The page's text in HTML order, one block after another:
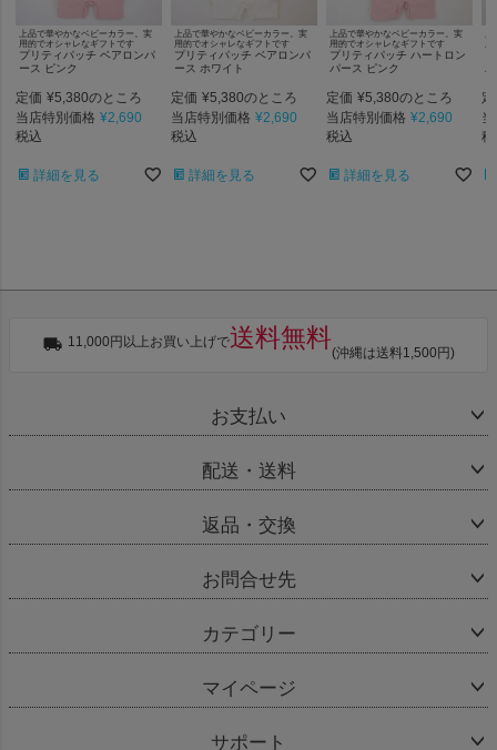
上品で華やかなベビーカラー。実
用的でオシャレなギフトです
プリティパッチ ベアロンパ
ース ピンク
定価 ¥5,380のところ
当店特別価格 ¥2,690
税込
詳細を見る
上品で華やかなベビーカラー。実
用的でオシャレなギフトです
プリティパッチ ベアロンパ
ース ホワイト
定価 ¥5,380のところ
当店特別価格 ¥2,690
税込
詳細を見る
上品で華やかなベビーカラー。実
用的でオシャレなギフトです
プリティパッチ ハートロン
パース ピンク
定価 ¥5,380のところ
当店特別価格 ¥2,690
税込
詳細を見る
税
11,000円以上お買い上げで送料無料
(沖縄は送料1,500円)
お支払い
配送・送料
返品・交換
お問合せ先
カテゴリー
マイページ
サポート